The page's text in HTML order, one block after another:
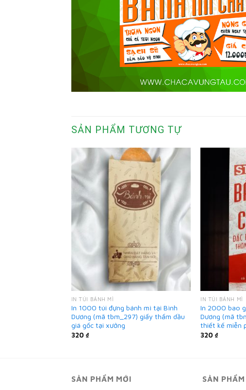
SẢN PHẨM TƯƠNG TỰ
IN TÚI BÁNH MÌ
In 1000 túi đựng bánh mì tại Bình
Dương (mã tbm_297) giấy thấm dầu
giá gốc tại xưởng
320 ₫
IN TÚI BÁNH MÌ
In 2000 bao
Dương (mã
thiết kế miễn
320₫
SẢN PHẨM MỚI SẢN